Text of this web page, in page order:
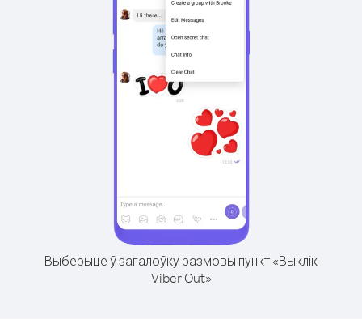
Выберыце ў загалоўку размовы пункт «Выклік
Viber Out»